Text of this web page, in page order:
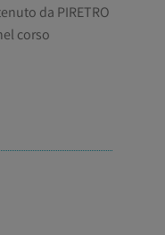
da PIRETRO
corso